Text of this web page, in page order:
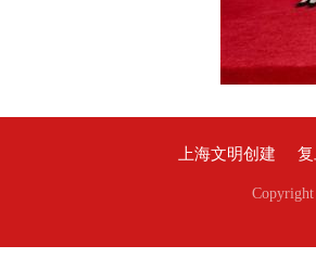
上海文明创建